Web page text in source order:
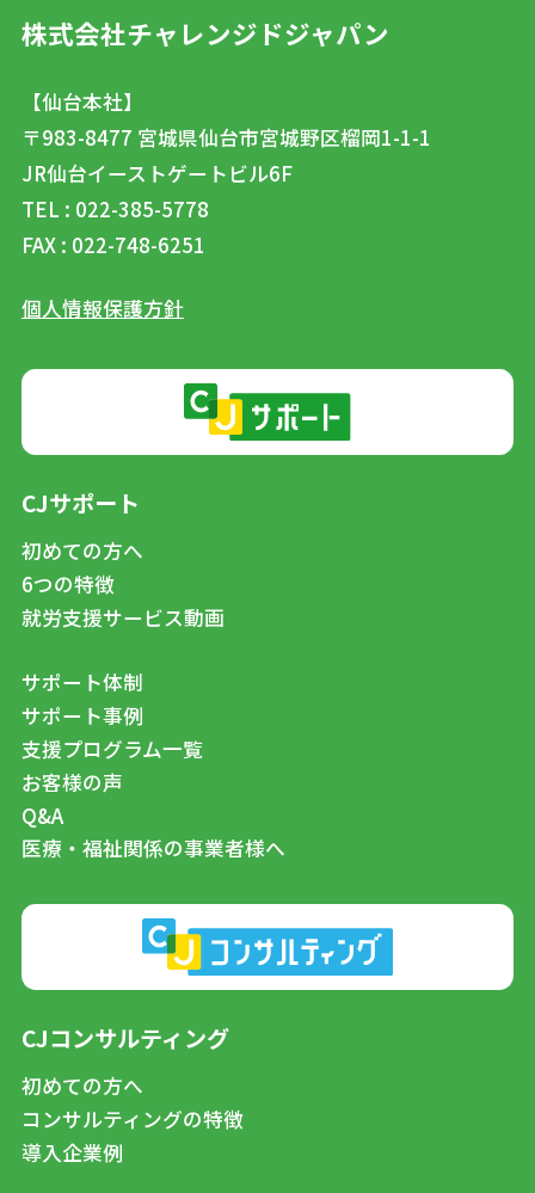
株式会社チャレンジドジャパン
【仙台本社】
〒983-8477 宮城県仙台市宮城野区榴岡1-1-1
JR仙台イーストゲートビル6F
TEL : 022-385-5778
FAX : 022-748-6251
個人情報保護方針
CJサポート
初めての方へ
6つの特徴
就労支援サービス動画
サポート体制
サポート事例
支援プログラム一覧
お客様の声
Q&A
医療・福祉関係の事業者様へ
CJコンサルティング
初めての方へ
コンサルティングの特徴
導入企業例